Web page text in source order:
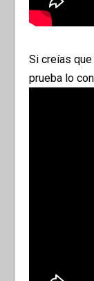
Si creías
prueba lo